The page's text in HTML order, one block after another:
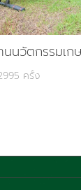
นนวัตกรรมเก
ครั้ง